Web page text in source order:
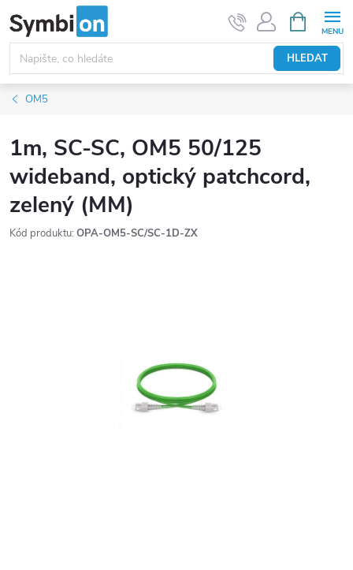
na
obsah
HLEDAT
NÁKUPNÍ
KOŠÍK
OM5
1m, SC-SC, OM5 50/125
wideband, optický patchcord,
zelený (MM)
Kód produktu: OPA-OM5-SC/SC-1D-ZX